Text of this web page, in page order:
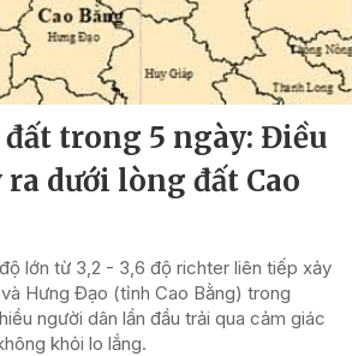
trong 5 ngày: Điều
dưới lòng đất Cao
lớn từ 3,2 - 3,6 độ richter liên tiếp xảy
Hưng Đạo (tỉnh Cao Bằng) trong
người dân lần đầu trải qua cảm giác
khỏi lo lắng.